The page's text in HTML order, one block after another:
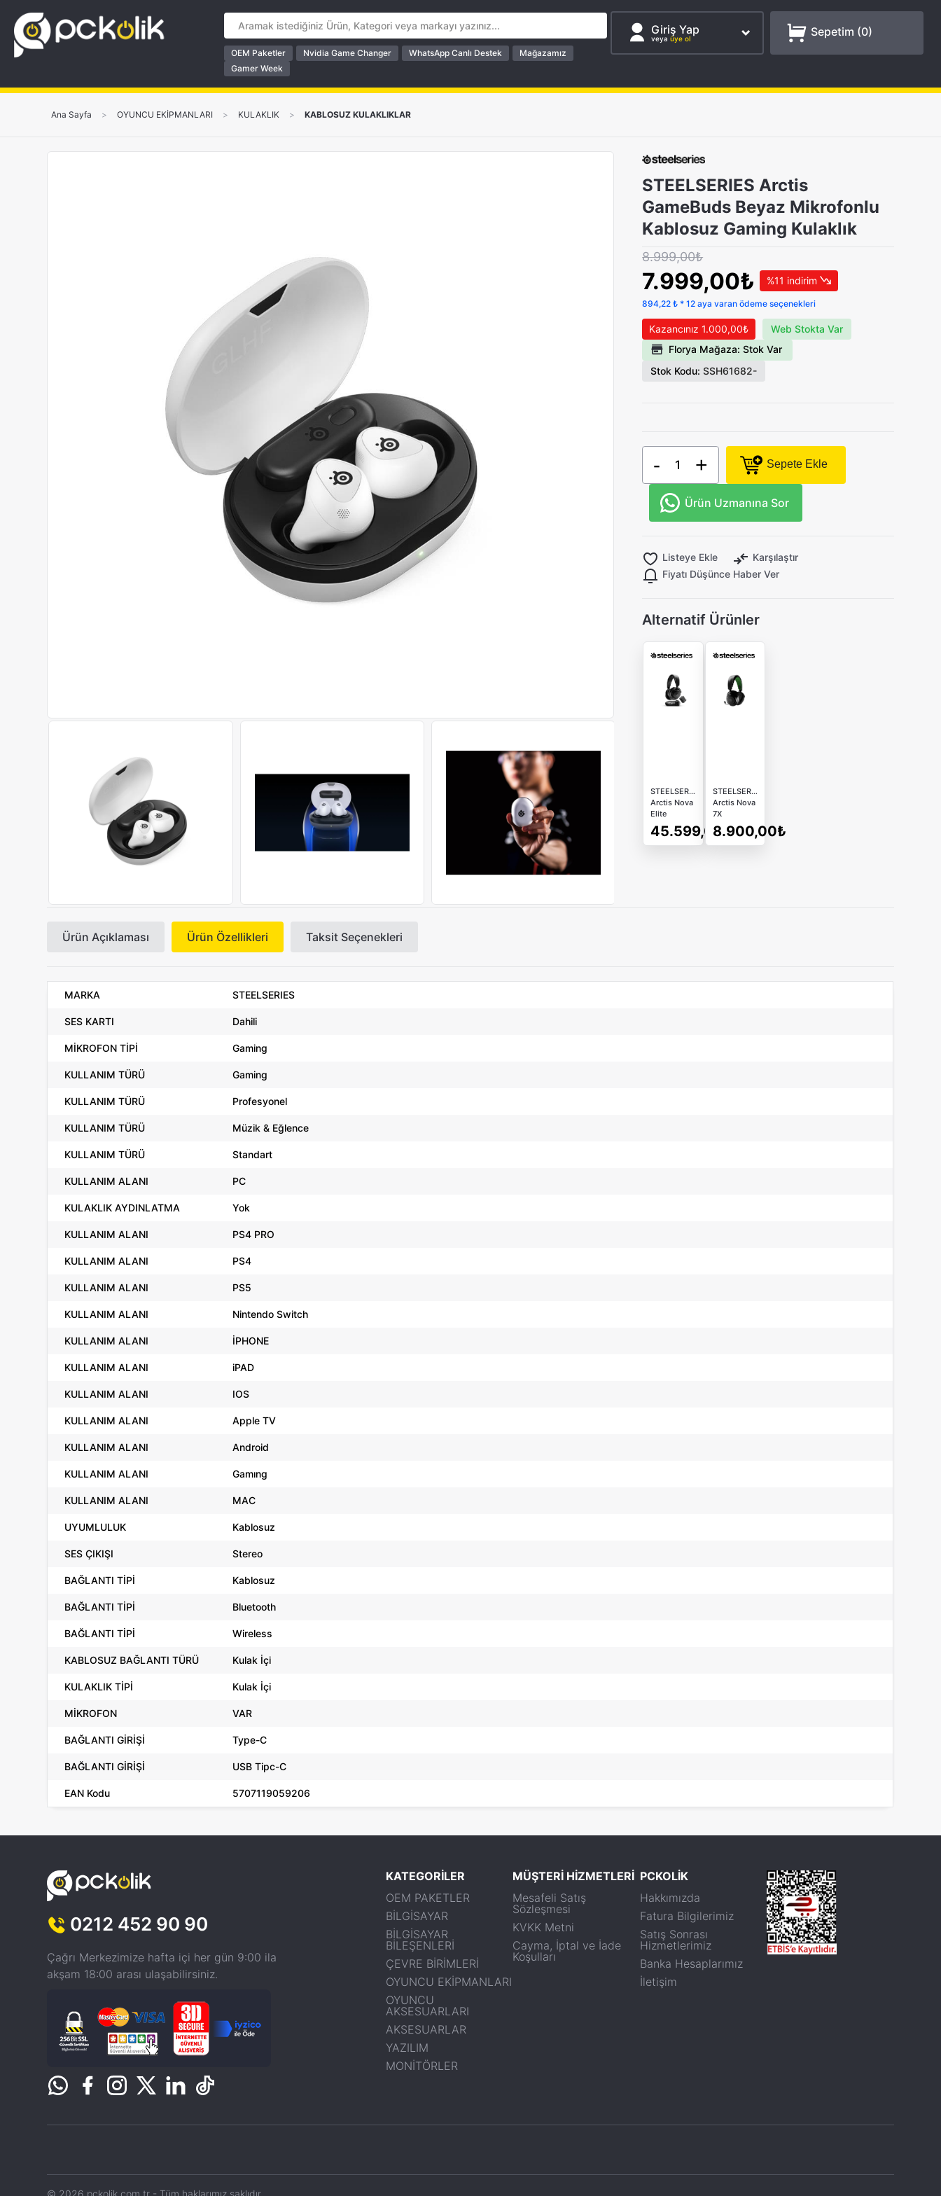
OEM Paketler Nvidia Game Changer WhatsApp Canlı Destek
Mağazamız
Gamer Week
Giriş Yap
veya üye ol Sepetim (0)
Ana Sayfa > OYUNCU EKİPMANLARI > KULAKLIK > KABLOSUZ KULAKLIKLAR
STEELSERIES Arctis
GameBuds Beyaz Mikrofonlu
Kablosuz Gaming Kulaklık
8.999,00₺
7.999,00₺ %11 indirim
894,22 ₺ * 12 aya varan ödeme seçenekleri
Kazancınız 1.000,00₺
Web Stokta Var
Florya Mağaza: Stok Var
Stok Kodu: SSH61682-
- + Sepete Ekle
Ürün Uzmanına Sor
Listeye Ekle
Karşılaştır
Fiyatı Düşünce Haber Ver
Alternatif Ürünler
STEELSERIES
Arctis Nova
Elite
Wireless AI
Gürültü
Önleyici
45.599,00₺
STEELSERIES
Arctis Nova
7X
Kablosuz
Oyuncu
Kulaklığı -
8.900,00₺
Ürün Açıklaması Ürün Özellikleri Taksit Seçenekleri
MARKA STEELSERIES
SES KARTI Dahili
MİKROFON TİPİ Gaming
KULLANIM TÜRÜ Gaming
KULLANIM TÜRÜ Profesyonel
KULLANIM TÜRÜ Müzik & Eğlence
KULLANIM TÜRÜ Standart
KULLANIM ALANI PC
KULAKLIK AYDINLATMA Yok
KULLANIM ALANI PS4 PRO
KULLANIM ALANI PS4
KULLANIM ALANI PS5
KULLANIM ALANI Nintendo Switch
KULLANIM ALANI İPHONE
KULLANIM ALANI iPAD
KULLANIM ALANI IOS
KULLANIM ALANI Apple TV
KULLANIM ALANI Android
KULLANIM ALANI Gamıng
KULLANIM ALANI MAC
UYUMLULUK Kablosuz
SES ÇIKIŞI Stereo
BAĞLANTI TİPİ Kablosuz
BAĞLANTI TİPİ Bluetooth
BAĞLANTI TİPİ Wireless
KABLOSUZ BAĞLANTI TÜRÜ Kulak İçi
KULAKLIK TİPİ Kulak İçi
MİKROFON VAR
BAĞLANTI GİRİŞİ Type-C
BAĞLANTI GİRİŞİ USB Tipc-C
EAN Kodu 5707119059206
0212 452 90 90
Çağrı Merkezimize hafta içi her gün 9:00 ila
akşam 18:00 arası ulaşabilirsiniz.
KATEGORİLER
OEM PAKETLER
BİLGİSAYAR
BİLGİSAYAR
BİLEŞENLERİ
ÇEVRE BİRİMLERİ
OYUNCU EKİPMANLARI
OYUNCU
AKSESUARLARI
AKSESUARLAR
YAZILIM
MONİTÖRLER
MÜŞTERİ HİZMETLERİ
Mesafeli Satış
Sözleşmesi
KVKK Metni
Cayma, İptal ve İade
Koşulları
PCKOLİK
Hakkımızda
Fatura Bilgilerimiz
Satış Sonrası
Hizmetlerimiz
Banka Hesaplarımız
İletişim
© 2026 pckolik.com.tr - Tüm haklarımız saklıdır.